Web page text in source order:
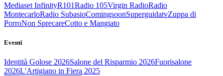
Mediaset InfinityR101Radio 105Virgin RadioRadio
MontecarloRadio SubasioComingsoonSuperguidatvZuppa di
PorroNon SprecareCotto e Mangiato
Eventi
Identità Golose 2026Salone del Risparmio 2026Fuorisalone
2026L'Artigiano in Fiera 2025